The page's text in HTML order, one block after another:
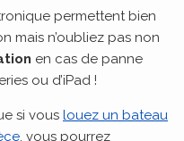
permettent bien
mais n’oubliez pas non
en cas de panne
ou d’iPad !
si vous louez un bateau
, vous pourrez